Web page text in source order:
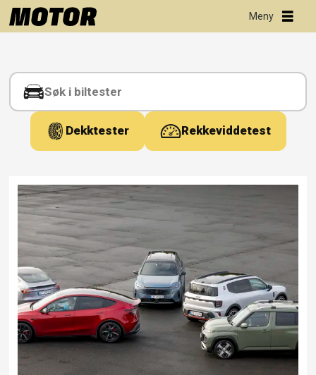
Tag:
årets
beste Dekktester Rekkeviddetest